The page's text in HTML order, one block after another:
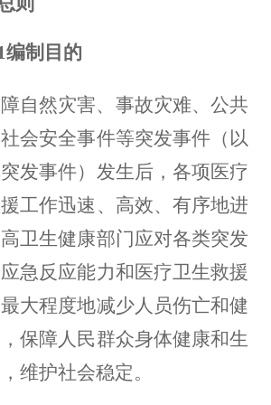
编制目的
自然灾害、事故灾难、公共
会安全事件等突发事件（以
发事件）发生后，各项医疗
工作迅速、高效、有序地进
卫生健康部门应对各类突发
急反应能力和医疗卫生救援
大程度地减少人员伤亡和健
保障人民群众身体健康和生
维护社会稳定。